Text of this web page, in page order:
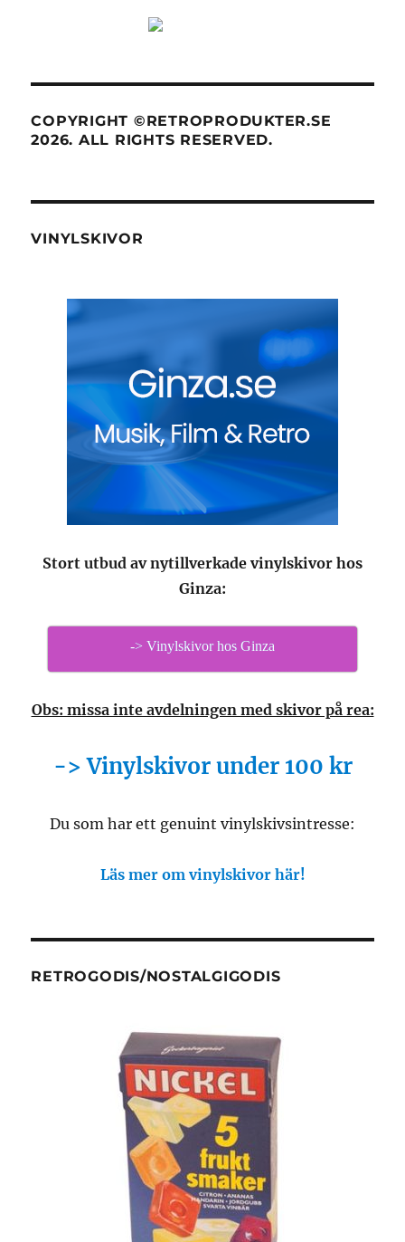
COPYRIGHT ©RETROPRODUKTER.SE
2026. ALL RIGHTS RESERVED.
VINYLSKIVOR
Stort utbud av nytillverkade vinylskivor hos
Ginza:
-> Vinylskivor hos Ginza
Obs: missa inte avdelningen med skivor på rea:
-> Vinylskivor under 100 kr
Du som har ett genuint vinylskivsintresse:
Läs mer om vinylskivor här!
RETROGODIS/NOSTALGIGODIS